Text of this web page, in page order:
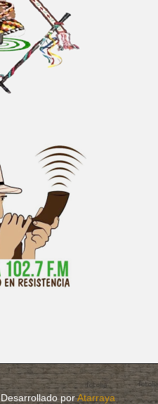
porAtarraya